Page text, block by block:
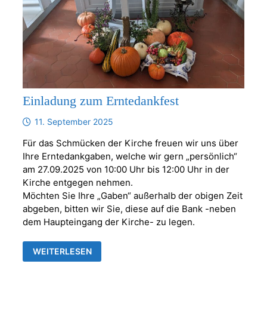
Einladung zum Erntedankfest
11. September 2025
Für das Schmücken der Kirche freuen wir uns über
Ihre Erntedankgaben, welche wir gern „persönlich“
am 27.09.2025 von 10:00 Uhr bis 12:00 Uhr in der
Kirche entgegen nehmen.
Möchten Sie Ihre „Gaben“ außerhalb der obigen Zeit
abgeben, bitten wir Sie, diese auf die Bank -neben
dem Haupteingang der Kirche- zu legen.
EINLADUNG
ZUM
ERNTEDANKFEST
WEITERLESEN